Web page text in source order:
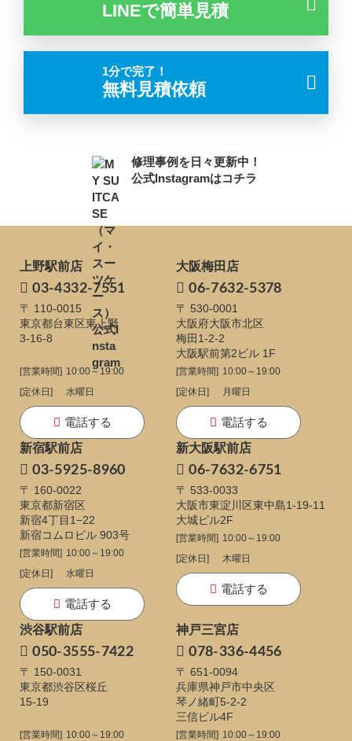
LINEで簡単見積
1分で完了！
無料見積依頼
修理事例を日々更新中！
公式Instagramはコチラ
上野駅前店
03-4332-7551
〒 110-0015
東京都台東区東上野
3-16-8
[営業時間] 10:00～19:00
[定休日]
水曜日
電話する
大阪梅田店
06-7632-5378
〒 530-0001
大阪府大阪市北区
梅田1-2-2
大阪駅前第2ビル 1F
[営業時間] 10:00～19:00
[定休日]
月曜日
電話する
新宿駅前店
03-5925-8960
〒 160-0022
東京都新宿区
新宿4丁目1−22
新宿コムロビル 903号
[営業時間] 10:00～19:00
[定休日]
水曜日
電話する
新大阪駅前店
06-7632-6751
〒 533-0033
大阪市東淀川区東中島1-19-11
大城ビル2F
[営業時間] 10:00～19:00
[定休日]
木曜日
電話する
渋谷駅前店
050-3555-7422
〒 150-0031
東京都渋谷区桜丘
15-19
[営業時間] 10:00～19:00
神戸三宮店
078-336-4456
〒 651-0094
兵庫県神戸市中央区
琴ノ緒町5-2-2
三信ビル4F
[営業時間] 10:00～19:00